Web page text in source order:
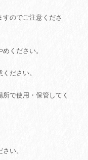
のでご注意くださ
ください。
ださい。
で使用・保管してく
い。